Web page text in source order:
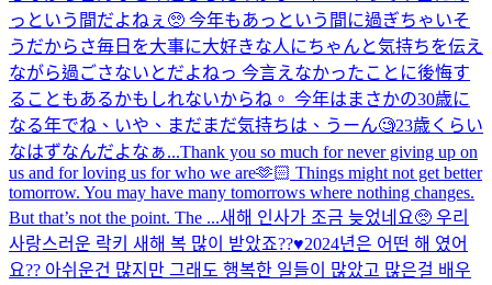
っという間だよねぇ🥺 今年もあっという間に過ぎちゃいそ
うだからさ毎日を大事に大好きな人にちゃんと気持ちを伝え
ながら過ごさないとだよねっ 今言えなかったことに後悔す
ることもあるかもしれないからね。 今年はまさかの30歳に
なる年でね、いや、まだまだ気持ちは、うーん🧐23歳くらい
なはずなんだよなぁ...Thank you so much for never giving up on
us and for loving us for who we are🫶🏻 Things might not get better
tomorrow. You may have many tomorrows where nothing changes.
But that’s not the point. The ...새해 인사가 조금 늦었네요🥺 우리
사랑스러운 락키 새해 복 많이 받았죠??♥️2024년은 어떤 해 였어
요?? 아쉬운건 많지만 그래도 행복한 일들이 많았고 많은걸 배우